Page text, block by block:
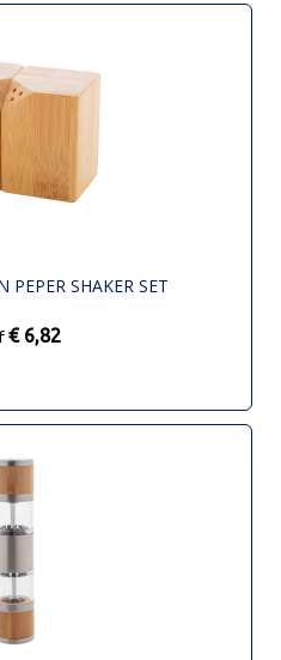
PEPER SHAKER SET
€ 6,82